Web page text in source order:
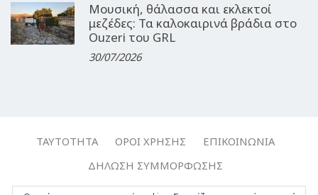
Μουσική, θάλασσα και εκλεκτοί
μεζέδες: Τα καλοκαιρινά βράδια στο
Ouzeri του GRL
30/07/2026
ΤΑΥΤΌΤΗΤΑ ΌΡΟΙ ΧΡΉΣΗΣ
ΕΠΙΚΟΙΝΩΝΊΑ
ΔΉΛΩΣΗ ΣΥΜΜΌΡΦΩΣΗΣ